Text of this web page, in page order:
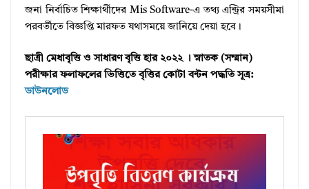
জনা নির্বাচিত শিক্ষার্থীদের Mis Software-এ তথ্য এন্ট্রির সময়সীমা
পরবর্তীতে বিজ্ঞপ্তি মারফত যথাসময়ে জানিয়ে দেয়া হবে।
ছাত্রী মেধাবৃত্তি ও সাধারণ বৃত্তি হার ২০২২ । স্নাতক (সম্মান)
পরীক্ষার ফলাফলের ভিত্তিতে বৃত্তির কোটা বন্টন পদ্ধতি সূত্র:
ডাউনলোড